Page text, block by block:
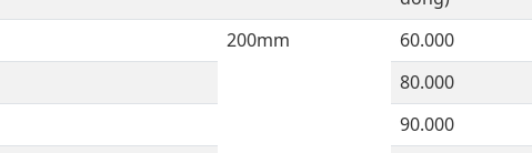
200mm
60.000
80.000
90.000